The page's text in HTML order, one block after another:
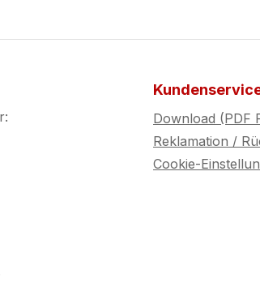
Download (PDF
Reklamation /
Cookie-